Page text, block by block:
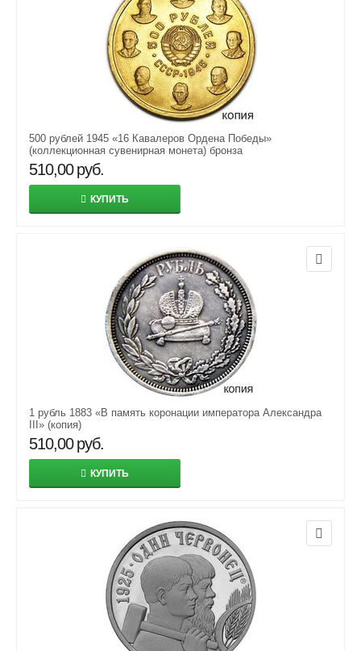
500 рублей 1945 «16 Кавалеров Ордена Победы»
(коллекционная сувенирная монета) бронза
510,00 руб.
КУПИТЬ
1 рубль 1883 «В память коронации императора Александра
III» (копия)
510,00 руб.
КУПИТЬ